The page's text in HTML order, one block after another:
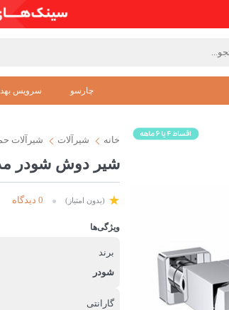
چارسو سرویس
خانه شیرآلات شیرآلات
شیر دوش شودر
(بدون امتیاز) 0 دیدگاه
ویژگی‌ها
برند
شودر
گارانتی